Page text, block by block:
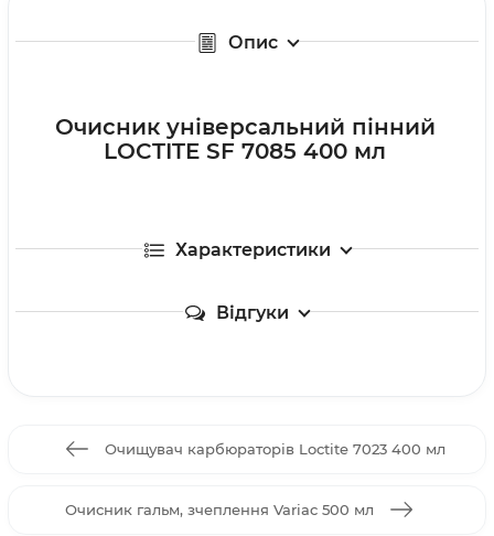
Опис
Очисник універсальний пінний
LOCTITE SF 7085 400 мл
Характеристики
Відгуки
Очищувач карбюраторів Loctite 7023 400 мл
Очисник гальм, зчеплення Variac 500 мл